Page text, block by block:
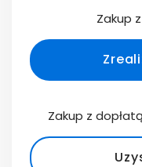
Zakup
Zakup z